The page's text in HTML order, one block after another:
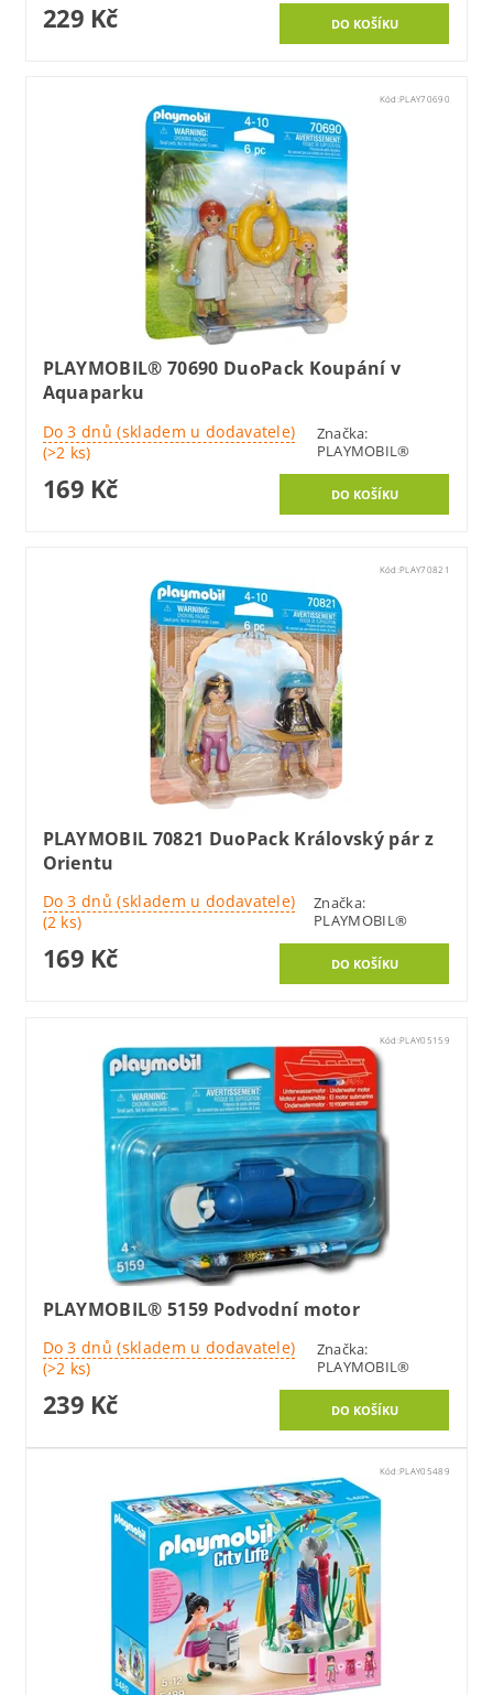
229 Kč
Kód:PLAY70690
PLAYMOBIL® 70690 DuoPack Koupání v
Aquaparku
Do 3 dnů (skladem u dodavatele)
(>2 ks)
Značka:
PLAYMOBIL®
169 Kč
Kód:PLAY70821
PLAYMOBIL 70821 DuoPack Královský pár z
Orientu
Do 3 dnů (skladem u dodavatele)
(2 ks)
Značka:
PLAYMOBIL®
169 Kč
Kód:PLAY05159
PLAYMOBIL® 5159 Podvodní motor
Do 3 dnů (skladem u dodavatele)
(>2 ks)
Značka:
PLAYMOBIL®
239 Kč
Kód:PLAY05489